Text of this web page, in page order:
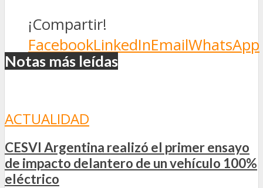
¡Compartir!
FacebookLinkedInEmailWhatsApp
Notas más leídas
ACTUALIDAD
CESVI Argentina realizó el primer ensayo
de impacto delantero de un vehículo 100%
eléctrico